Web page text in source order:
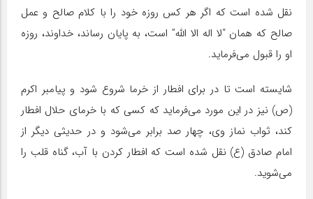
نقل شده است که اگر هر کس روزه خود را با کلام صالح و عمل
صالح که همان “لا اله الا الله” است، به پایان رساند، خداوند، روزه
او را قبول می‌فرماید.
شایسته است تا در برای افطار از خرما شروع شود و پیامبر اکرم
(ص) نیز در این مورد می‌فرماید که کسی که با خرمای حلال افطار
کند، ثواب نماز وی، چهار صد برابر می‌شود و در حدیثی دیگر از
امام صادق (ع) نقل شده است که افطار کردن با آب، گناه قلب را
می‌شوید.